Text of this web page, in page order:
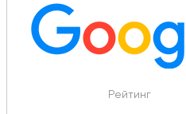
Рейтинг